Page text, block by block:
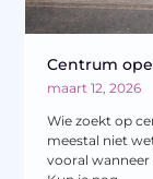
Centrum
maart 12, 2026
Wie zoekt op
meestal niet
vooral